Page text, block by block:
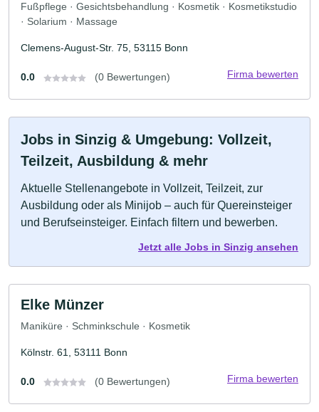
Fußpflege · Gesichtsbehandlung · Kosmetik · Kosmetikstudio
· Solarium · Massage
Clemens-August-Str. 75, 53115 Bonn
0.0 (0 Bewertungen) Firma bewerten
Jobs in Sinzig & Umgebung: Vollzeit,
Teilzeit, Ausbildung & mehr
Aktuelle Stellenangebote in Vollzeit, Teilzeit, zur
Ausbildung oder als Minijob – auch für Quereinsteiger
und Berufseinsteiger. Einfach filtern und bewerben.
Jetzt alle Jobs in Sinzig ansehen
Elke Münzer
Maniküre · Schminkschule · Kosmetik
Kölnstr. 61, 53111 Bonn
0.0 (0 Bewertungen) Firma bewerten